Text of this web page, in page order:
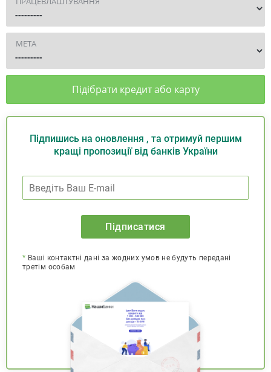
МЕТА
Підібрати кредит або карту
Підпишись на оновлення , та отримуй першим
кращі пропозиції від банків України
Підписатися
* Ваші контактні дані за жодних умов не будуть передані
третім особам